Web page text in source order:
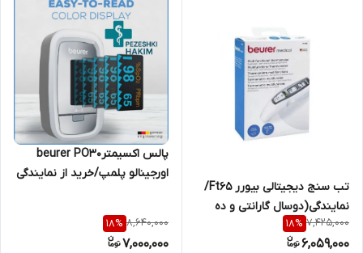
تب سنج دیجیتالی بیورر Ft65/
نمایندگی(دوسال گارانتی و ده
سال خدمات پس از فروش)
7,425,000
18%
6,059,000
پالس اکسیمترbeurer PO30
اورجینالو پلمپ/خرید از نمایندگی
8,640,000
18%
7,000,000